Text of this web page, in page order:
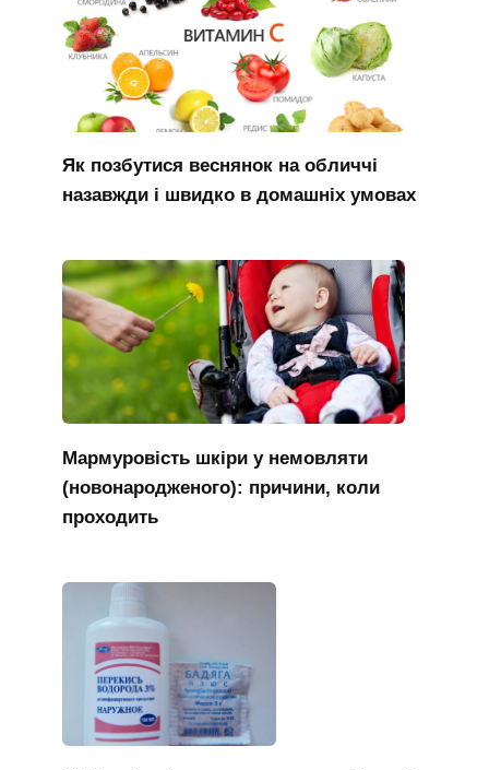
Як позбутися веснянок на обличчі
назавжди і швидко в домашніх умовах
Мармуровість шкіри у немовляти
(новонародженого): причини, коли
проходить